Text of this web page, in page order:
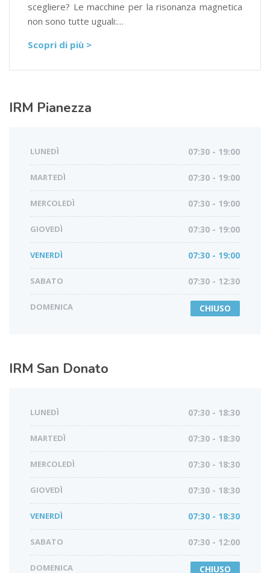
scegliere? Le macchine per la risonanza magnetica
non sono tutte uguali:…
Scopri di più >
IRM Pianezza
LUNEDÌ 07:30 - 19:00
MARTEDÌ 07:30 - 19:00
MERCOLEDÌ 07:30 - 19:00
GIOVEDÌ 07:30 - 19:00
VENERDÌ 07:30 - 19:00
SABATO 07:30 - 12:30
DOMENICA CHIUSO
IRM San Donato
LUNEDÌ 07:30 - 18:30
MARTEDÌ 07:30 - 18:30
MERCOLEDÌ 07:30 - 18:30
GIOVEDÌ 07:30 - 18:30
VENERDÌ 07:30 - 18:30
SABATO 07:30 - 12:00
DOMENICA CHIUSO